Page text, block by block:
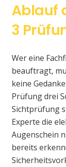
Ablauf
3
Wer eine
beauftragt,
keine
Prüfung drei
Sichtprüfung
Experte die
Augenschein
bereits